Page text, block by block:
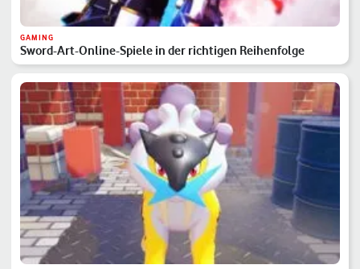
GAMING
Sword-Art-Online-Spiele in der richtigen Reihenfolge